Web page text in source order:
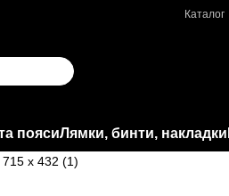
контенту Каталог
поясиЛямки, бинти, накладки